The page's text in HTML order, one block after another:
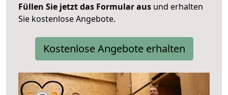
Füllen Sie jetzt das Formular aus und erhalten
Sie kostenlose Angebote.
Kostenlose Angebote erhalten